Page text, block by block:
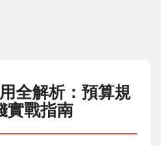
全解析：預算規
實戰指南